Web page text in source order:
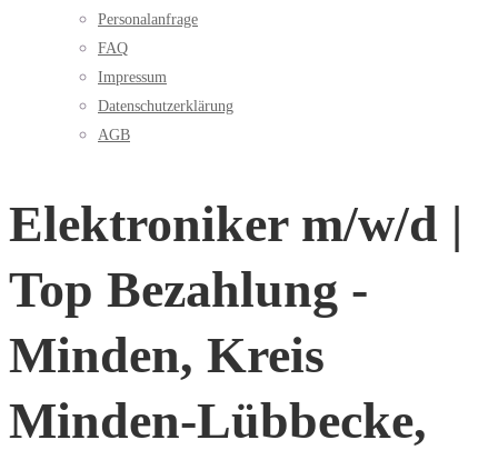
Personalanfrage
FAQ
Impressum
Datenschutzerklärung
AGB
Elektroniker m/w/d |
Top Bezahlung -
Minden, Kreis
Minden-Lübbecke,